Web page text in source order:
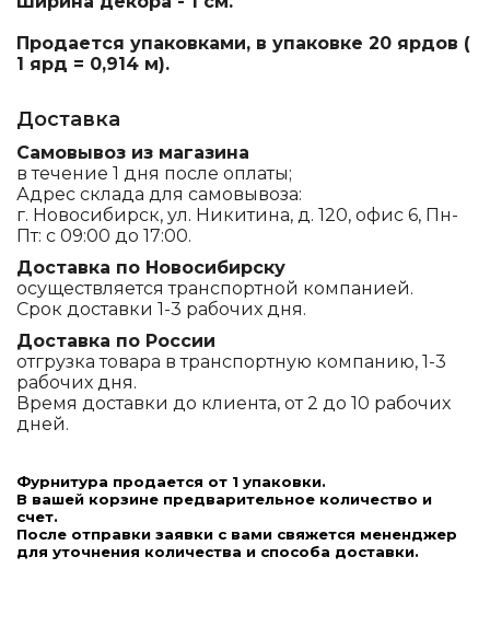
Продается упаковками, в упаковке 20 ярдов (
1 ярд = 0,914 м).
Доставка
Самовывоз из магазина
в течение 1 дня после оплаты;
Адрес склада для самовывоза:
г. Новосибирск, ул. Никитина, д. 120, офис 6, Пн-
Пт: с 09:00 до 17:00.
Доставка по Новосибирску
осуществляется транспортной компанией.
Срок доставки 1-3 рабочих дня.
Доставка по России
отгрузка товара в транспортную компанию, 1-3
рабочих дня.
Время доставки до клиента, от 2 до 10 рабочих
дней.
Фурнитура продается от 1 упаковки.
В вашей корзине предварительное количество и
счет.
После отправки заявки с вами свяжется мененджер
для уточнения количества и способа доставки.